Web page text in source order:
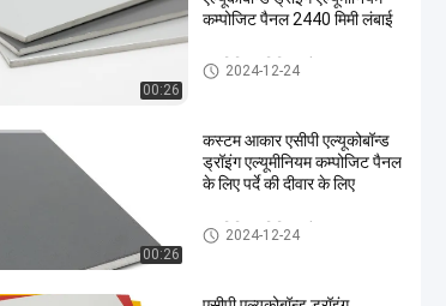
00:26
कम्पोजिट पैनल 2440 मिमी लंबाई
एल्युमिनियम मिश्रित पैनल
2024-12-24
00:26
कस्टम आकार एसीपी एल्यूकोबॉन्ड
ड्रॉइंग एल्यूमीनियम कम्पोजिट पैनल
के लिए पर्दे की दीवार के लिए
एल्युमिनियम मिश्रित पैनल
2024-12-24